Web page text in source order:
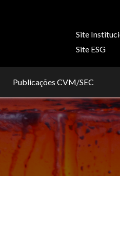
Site
Site ESG
Publicações CVM/SEC